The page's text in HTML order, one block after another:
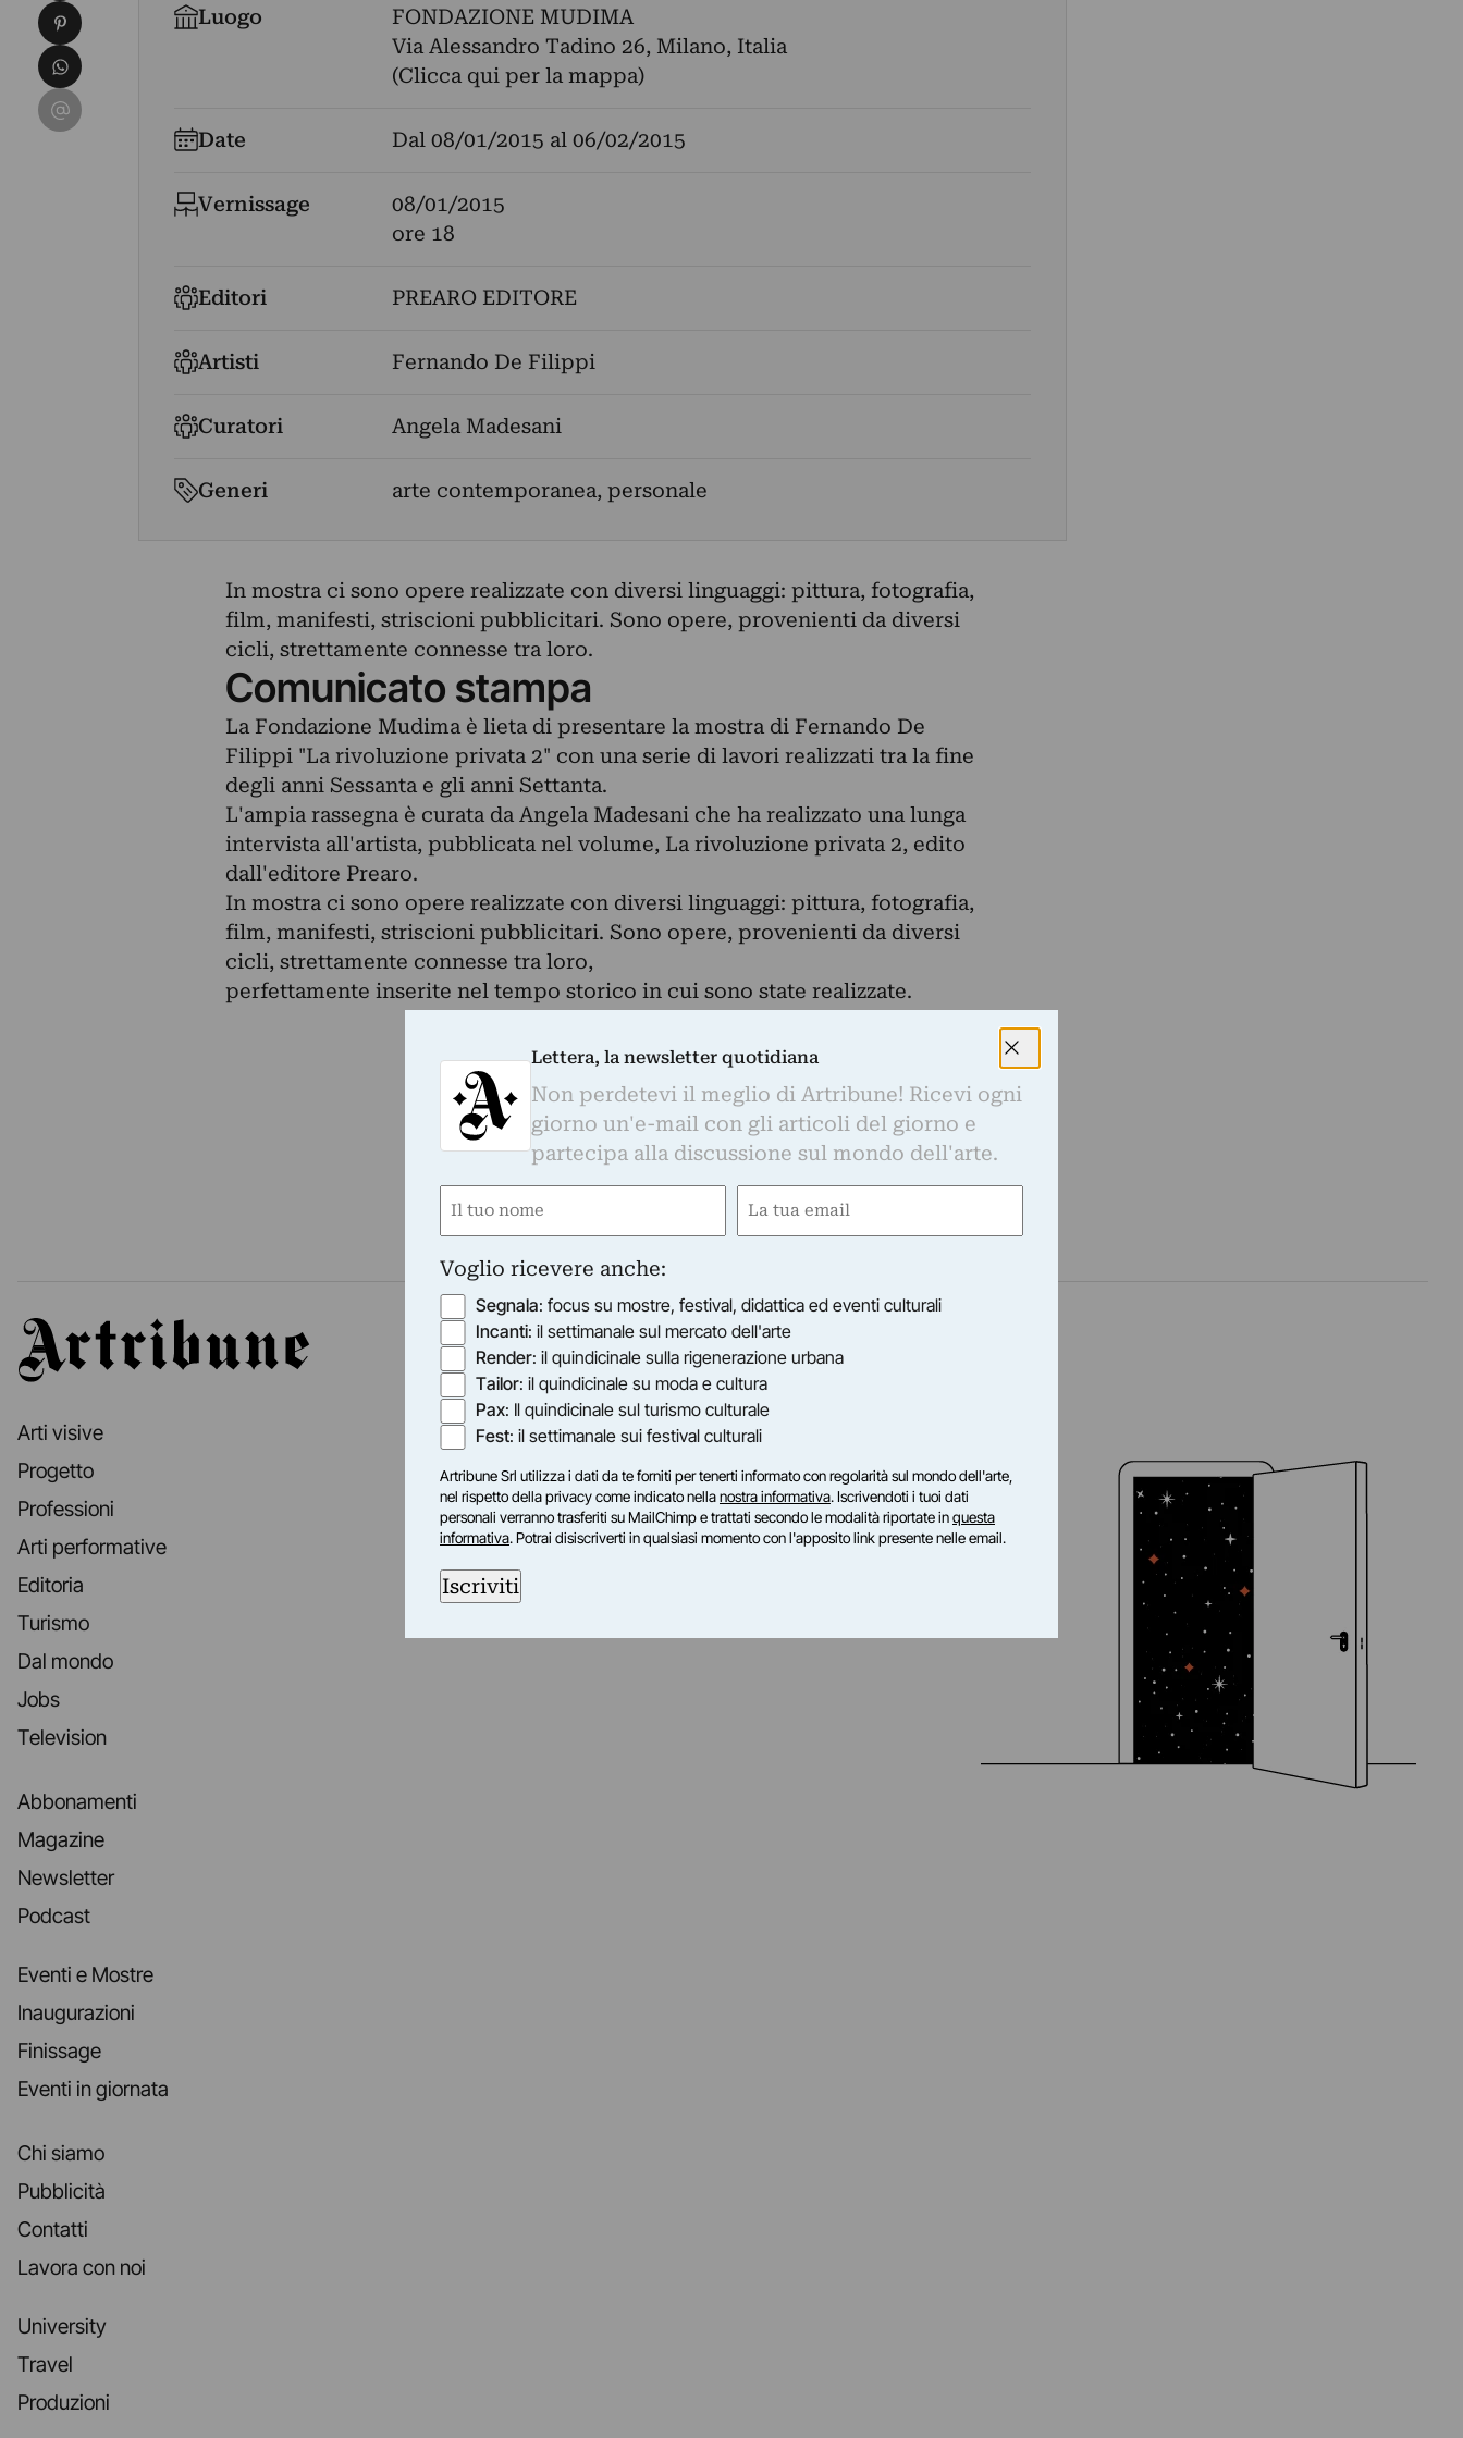
Luogo
FONDAZIONE MUDIMA
Via Alessandro Tadino 26, Milano, Italia
(Clicca qui per la mappa)
Date Dal 08/01/2015 al 06/02/2015
Vernissage
08/01/2015
ore 18
Editori PREARO EDITORE
Artisti Fernando De Filippi
Curatori Angela Madesani
Generi arte contemporanea, personale
In mostra ci sono opere realizzate con diversi linguaggi: pittura, fotografia,
film, manifesti, striscioni pubblicitari. Sono opere, provenienti da diversi
cicli, strettamente connesse tra loro.
Comunicato stampa
La Fondazione Mudima è lieta di presentare la mostra di Fernando De
Filippi "La rivoluzione privata 2" con una serie di lavori realizzati tra la fine
degli anni Sessanta e gli anni Settanta.
L'ampia rassegna è curata da Angela Madesani che ha realizzato una lunga
intervista all'artista, pubblicata nel volume, La rivoluzione privata 2, edito
dall'editore Prearo.
In mostra ci sono opere realizzate con diversi linguaggi: pittura, fotografia,
film, manifesti, striscioni pubblicitari. Sono opere, provenienti da diversi
cicli, strettamente connesse tra loro,
perfettamente inserite nel tempo storico in cui sono state realizzate.
Condividi su Pinterest
Condividi su WhatsApp
Condividi su Email
Artribune
Arti visive
Progetto
Professioni
Arti performative
Editoria
Turismo
Dal mondo
Jobs
Television
Abbonamenti
Magazine
Newsletter
Podcast
Eventi e Mostre
Inaugurazioni
Finissage
Eventi in giornata
Chi siamo
Pubblicità
Contatti
Lavora con noi
University
Travel
Produzioni
Lettera, la newsletter quotidiana
Non perdetevi il meglio di Artribune! Ricevi ogni
giorno un'e-mail con gli articoli del giorno e
partecipa alla discussione sul mondo dell'arte.
Nome
Email
Voglio ricevere anche:
Segnala: focus su mostre, festival, didattica ed eventi culturali
Incanti: il settimanale sul mercato dell'arte
Render: il quindicinale sulla rigenerazione urbana
Tailor: il quindicinale su moda e cultura
Pax: Il quindicinale sul turismo culturale
Fest: il settimanale sui festival culturali
Artribune Srl utilizza i dati da te forniti per tenerti informato con regolarità sul mondo dell'arte,
nel rispetto della privacy come indicato nellanostra informativa. Iscrivendoti i tuoi dati
personali verranno trasferiti su MailChimp e trattati secondo le modalità riportate inquesta
informativa. Potrai disiscriverti in qualsiasi momento con l'apposito link presente nelle email.
Iscriviti